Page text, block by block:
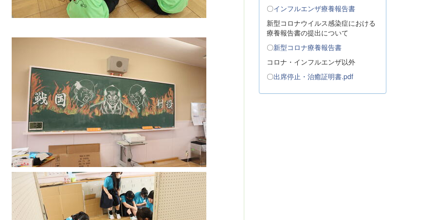
〇インフルエンザ療養報告書
新型コロナウイルス感染症における
療養報告書の提出について
〇新型コロナ療養報告書
コロナ・インフルエンザ以外
〇出席停止・治癒証明書.pdf